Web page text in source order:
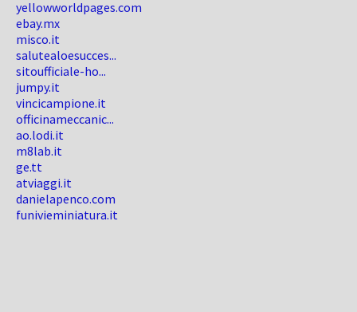
yellowworldpages.com
ebay.mx
misco.it
salutealoesucces...
sitoufficiale-ho...
jumpy.it
vincicampione.it
officinameccanic...
ao.lodi.it
m8lab.it
ge.tt
atviaggi.it
danielapenco.com
funivieminiatura.it